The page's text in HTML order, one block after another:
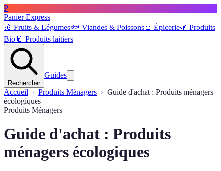
P
Panier Express
🍏 Fruits & Légumes🐟 Viandes & Poissons🍞 Épicerie🌱 Produits
Bio 🥛 Produits laitiers
Rechercher
Guides
Accueil Produits Ménagers
Guide d'achat : Produits ménagers
écologiques
Produits Ménagers
Guide d'achat : Produits
ménagers écologiques